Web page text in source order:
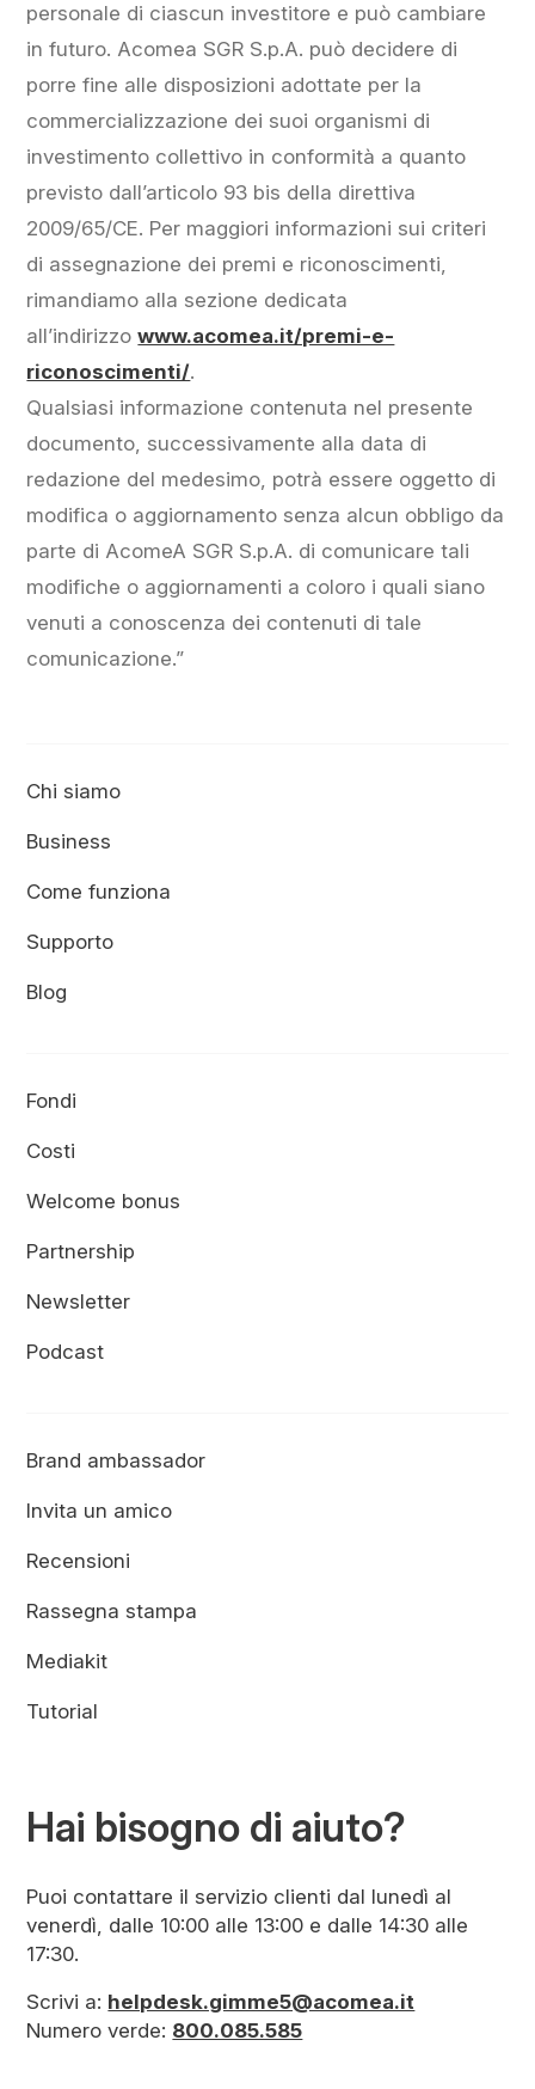
personale di ciascun investitore e può cambiare
in futuro. Acomea SGR S.p.A. può decidere di
porre fine alle disposizioni adottate per la
commercializzazione dei suoi organismi di
investimento collettivo in conformità a quanto
previsto dall’articolo 93 bis della direttiva
2009/65/CE. Per maggiori informazioni sui criteri
di assegnazione dei premi e riconoscimenti,
rimandiamo alla sezione dedicata
all’indirizzowww.acomea.it/premi-e-
riconoscimenti/.
Qualsiasi informazione contenuta nel presente
documento, successivamente alla data di
redazione del medesimo, potrà essere oggetto di
modifica o aggiornamento senza alcun obbligo da
parte di AcomeA SGR S.p.A. di comunicare tali
modifiche o aggiornamenti a coloro i quali siano
venuti a conoscenza dei contenuti di tale
comunicazione.”
Chi siamo
Business
Come funziona
Supporto
Blog
Fondi
Costi
Welcome bonus
Partnership
Newsletter
Podcast
Brand ambassador
Invita un amico
Recensioni
Rassegna stampa
Mediakit
Tutorial
Hai bisogno di aiuto?
Puoi contattare il servizio clienti dal lunedì al
venerdì, dalle 10:00 alle 13:00 e dalle 14:30 alle
17:30.
Scrivi a: helpdesk.gimme5@acomea.it
Numero verde: 800.085.585